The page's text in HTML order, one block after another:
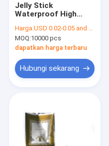
Produk
Tentang kami
Jelly Stick
Waterproof High
Pouch
Harga:USD 0.02-0.05 and negotiation
MOQ:10000 pcs
dapatkan harga terbaru
Hubungi sekarang